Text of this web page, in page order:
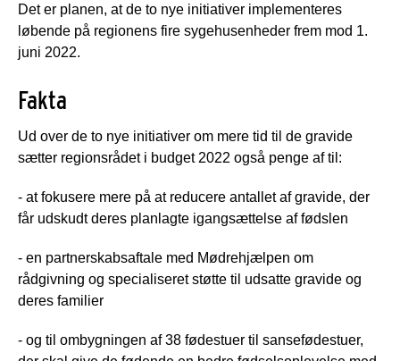
Det er planen, at de to nye initiativer implementeres
løbende på regionens fire sygehusenheder frem mod 1.
juni 2022.
Fakta
Ud over de to nye initiativer om mere tid til de gravide
sætter regionsrådet i budget 2022 også penge af til:
- at fokusere mere på at reducere antallet af gravide, der
får udskudt deres planlagte igangsættelse af fødslen
- en partnerskabsaftale med Mødrehjælpen om
rådgivning og specialiseret støtte til udsatte gravide og
deres familier
- og til ombygningen af 38 fødestuer til sansefødestuer,